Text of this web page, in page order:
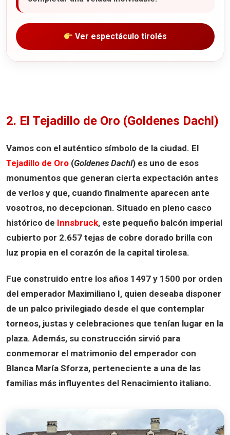
Ver espectáculo tirolés
2. El Tejadillo de Oro (Goldenes Dachl)
Vamos con el auténtico símbolo de la ciudad. El
Tejadillo de Oro (Goldenes Dachl) es uno de esos
monumentos que generan cierta expectación antes
de verlos y que, cuando finalmente aparecen ante
vosotros, no decepcionan. Situado en pleno casco
histórico de Innsbruck, este pequeño balcón imperial
cubierto por 2.657 tejas de cobre dorado brilla con
luz propia en el corazón de la capital tirolesa.
Fue construido entre los años 1497 y 1500 por orden
del emperador Maximiliano I, quien deseaba disponer
de un palco privilegiado desde el que contemplar
torneos, justas y celebraciones que tenían lugar en la
plaza. Además, su construcción sirvió para
conmemorar el matrimonio del emperador con
Blanca María Sforza, perteneciente a una de las
familias más influyentes del Renacimiento italiano.